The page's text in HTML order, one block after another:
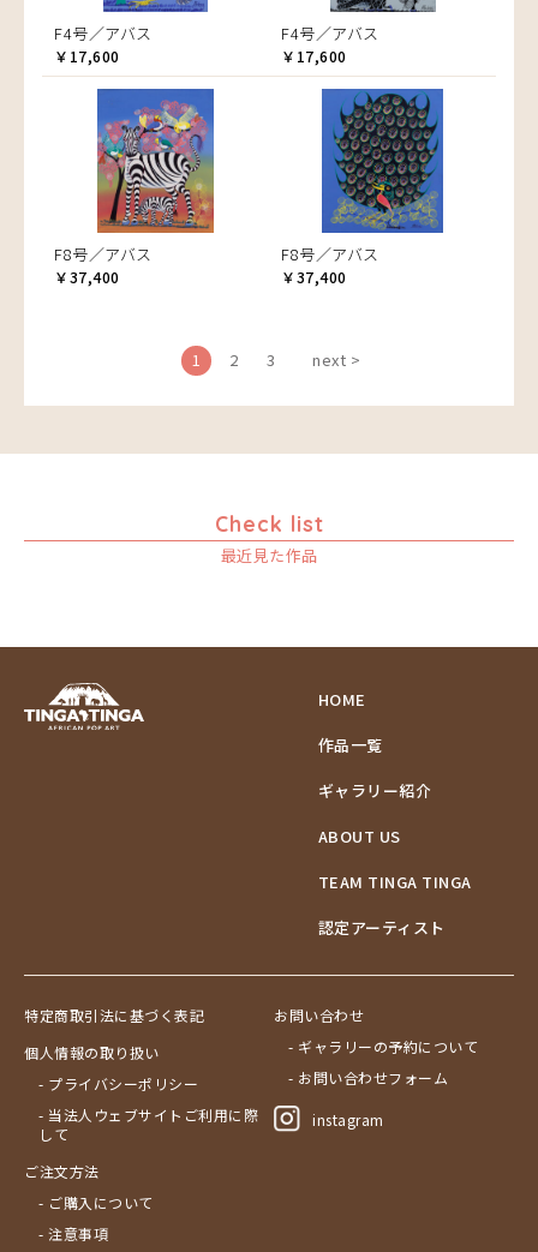
F4号／アバス
￥17,600
F4号／アバス
￥17,600
F8号／アバス
￥37,400
F8号／アバス
￥37,400
1 2 3 next >
Check list
最近見た作品
HOME
作品一覧
ギャラリー紹介
ABOUT US
TEAM TINGA TINGA
認定アーティスト
特定商取引法に基づく表記
個人情報の取り扱い
- プライバシーポリシー
- 当法人ウェブサイトご利用に際
して
ご注文方法
- ご購入について
- 注意事項
お問い合わせ
- ギャラリーの予約について
- お問い合わせフォーム
instagram